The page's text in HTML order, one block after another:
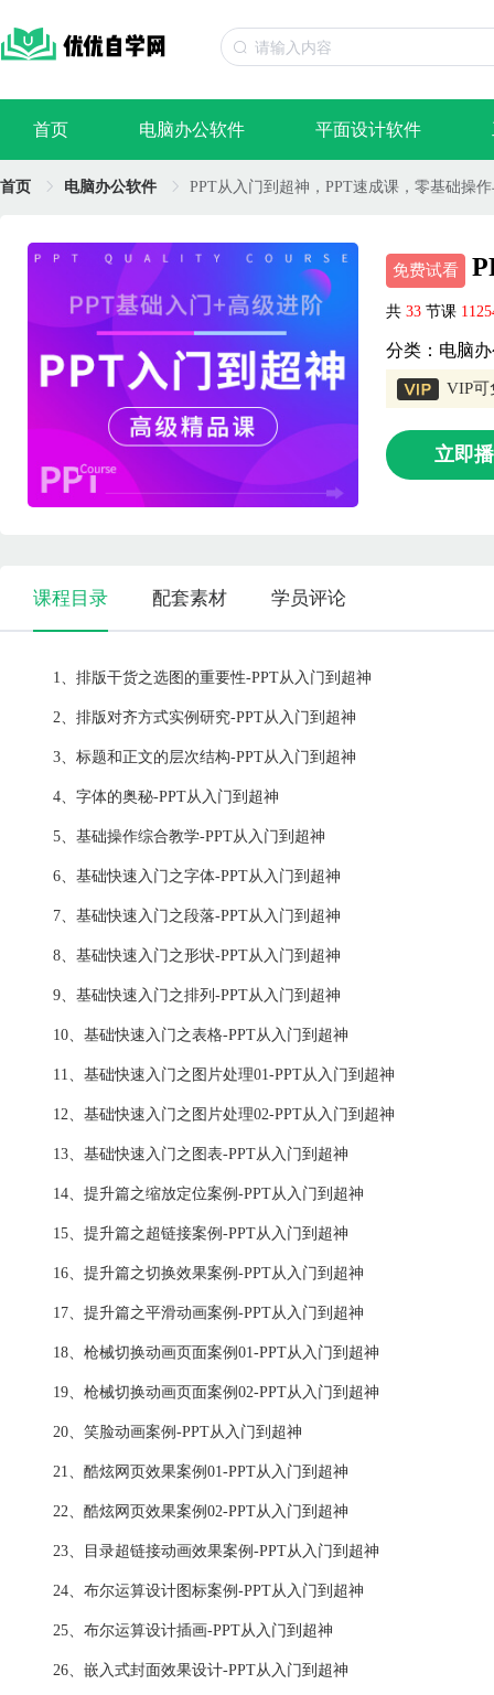
首页 电脑办公软件 平面设计软件
首页 电脑办公软件 PPT从入门到超神，PPT速成课，零基础操
免费试看
共 33 节课
分类：电脑
VIP可
立即
课程目录 配套素材 学员评论
1、排版干货之选图的重要性-PPT从入门到超神
2、排版对齐方式实例研究-PPT从入门到超神
3、标题和正文的层次结构-PPT从入门到超神
4、字体的奥秘-PPT从入门到超神
5、基础操作综合教学-PPT从入门到超神
6、基础快速入门之字体-PPT从入门到超神
7、基础快速入门之段落-PPT从入门到超神
8、基础快速入门之形状-PPT从入门到超神
9、基础快速入门之排列-PPT从入门到超神
10、基础快速入门之表格-PPT从入门到超神
11、基础快速入门之图片处理01-PPT从入门到超神
12、基础快速入门之图片处理02-PPT从入门到超神
13、基础快速入门之图表-PPT从入门到超神
14、提升篇之缩放定位案例-PPT从入门到超神
15、提升篇之超链接案例-PPT从入门到超神
16、提升篇之切换效果案例-PPT从入门到超神
17、提升篇之平滑动画案例-PPT从入门到超神
18、枪械切换动画页面案例01-PPT从入门到超神
19、枪械切换动画页面案例02-PPT从入门到超神
20、笑脸动画案例-PPT从入门到超神
21、酷炫网页效果案例01-PPT从入门到超神
22、酷炫网页效果案例02-PPT从入门到超神
23、目录超链接动画效果案例-PPT从入门到超神
24、布尔运算设计图标案例-PPT从入门到超神
25、布尔运算设计插画-PPT从入门到超神
26、嵌入式封面效果设计-PPT从入门到超神